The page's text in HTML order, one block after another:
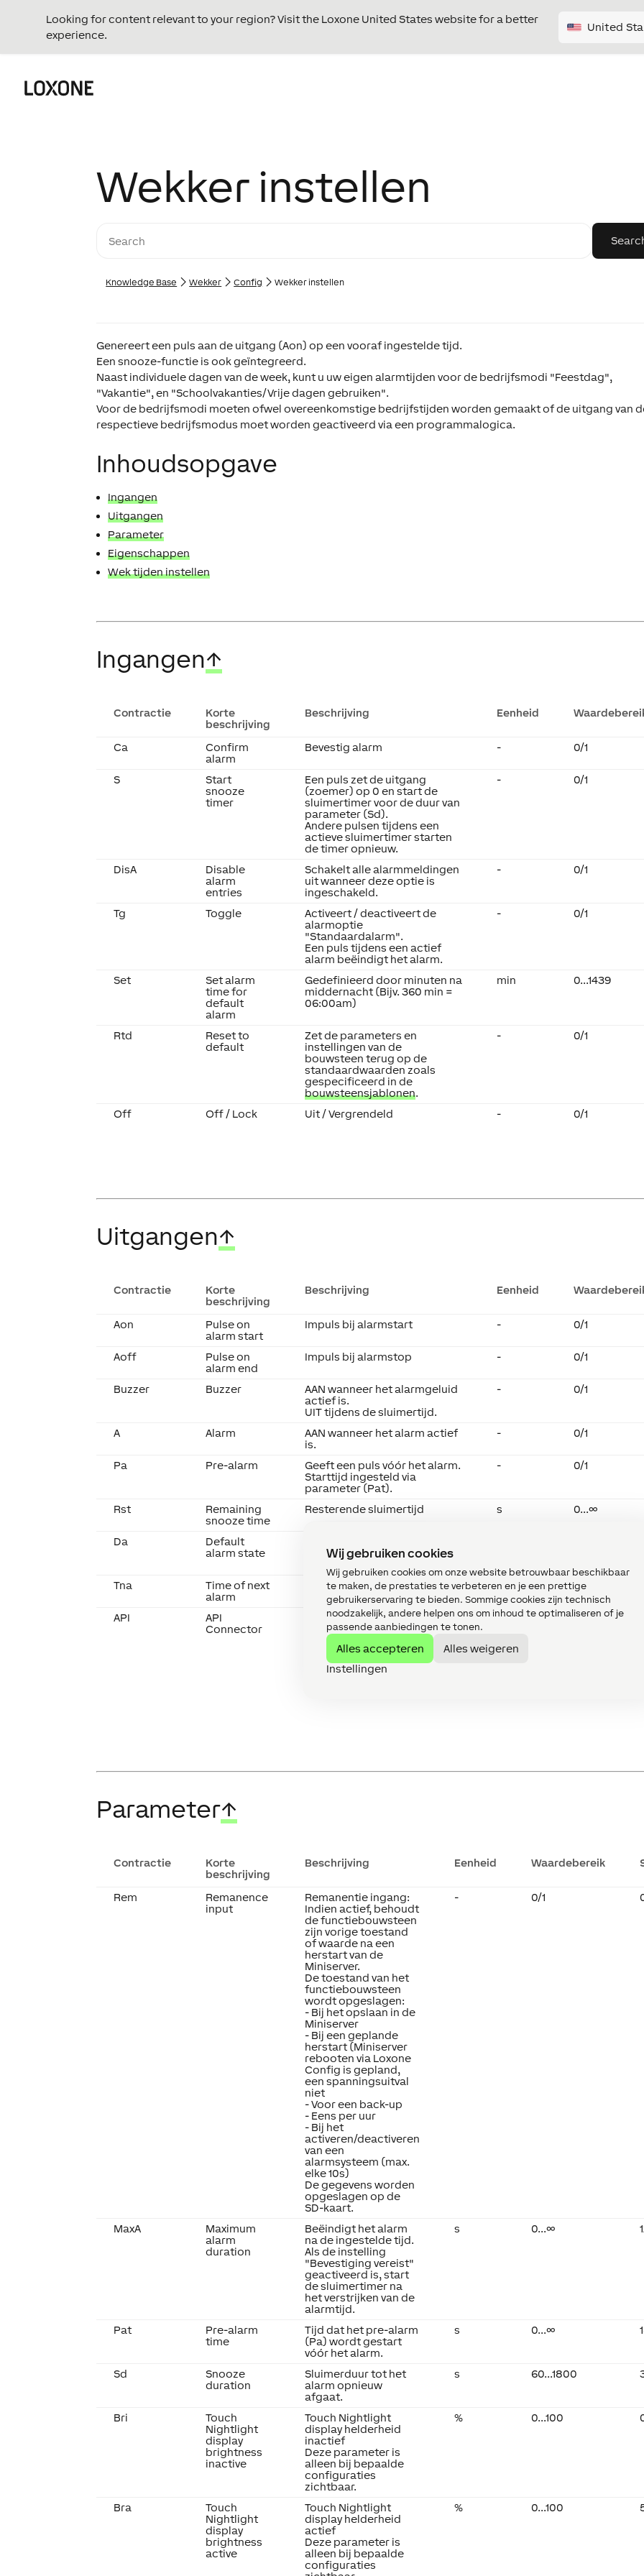
Wij gebruiken cookies
Wij gebruiken cookies om onze website betrouwbaar beschikbaar
te maken, de prestaties te verbeteren en je een prettige
gebruikerservaring te bieden. Sommige cookies zijn technisch
noodzakelijk, andere helpen ons om inhoud te optimaliseren of je
passende aanbiedingen te tonen.
Alles accepteren
Alles weigeren
Instellingen
Looking for content relevant to your region? Visit the Loxone United States website for a better
experience.
United
Wekker instellen
Knowledge Base Wekker Config Wekker instellen
Genereert een puls aan de uitgang (Aon) op een vooraf ingestelde tijd.
Een snooze-functie is ook geïntegreerd.
Naast individuele dagen van de week, kunt u uw eigen alarmtijden voor de bedrijfsmodi "Feestdag",
"Vakantie", en "Schoolvakanties/Vrije dagen gebruiken".
Voor de bedrijfsmodi moeten ofwel overeenkomstige bedrijfstijden worden gemaakt of de uitgang van
respectieve bedrijfsmodus moet worden geactiveerd via een programmalogica.
Inhoudsopgave
Ingangen
Uitgangen
Parameter
Eigenschappen
Wek tijden instellen
Ingangen↑
Contractie
Korte
beschrijving
Beschrijving Eenheid
Ca
Confirm
alarm
Bevestig alarm - 0/1
S
Start
snooze
timer
Een puls zet de uitgang
(zoemer) op 0 en start de
sluimertimer voor de duur van
parameter (Sd).
Andere pulsen tijdens een
actieve sluimertimer starten
de timer opnieuw.
- 0/1
DisA
Disable
alarm
entries
Schakelt alle alarmmeldingen
uit wanneer deze optie is
ingeschakeld.
- 0/1
Tg Toggle
Activeert / deactiveert de
alarmoptie
"Standaardalarm".
Een puls tijdens een actief
alarm beëindigt het alarm.
- 0/1
Set
Set alarm
time for
default
alarm
Gedefinieerd door minuten na
middernacht (Bijv. 360 min =
06:00am)
min 0...1439
Rtd
Reset to
default
Zet de parameters en
instellingen van de
bouwsteen terug op de
standaardwaarden zoals
gespecificeerd in de
bouwsteensjablonen.
- 0/1
Off Off / Lock Uit / Vergrendeld - 0/1
Uitgangen↑
Contractie
Korte
beschrijving
Beschrijving Eenheid
Aon
Pulse on
alarm start
Impuls bij alarmstart - 0/1
Aoff
Pulse on
alarm end
Impuls bij alarmstop - 0/1
Buzzer Buzzer
AAN wanneer het alarmgeluid
actief is.
UIT tijdens de sluimertijd.
- 0/1
A Alarm
AAN wanneer het alarm actief
is.
- 0/1
Pa Pre-alarm
Geeft een puls vóór het alarm.
Starttijd ingesteld via
parameter (Pat).
- 0/1
Rst
Remaining
snooze time
Resterende sluimertijd s 0...∞
Da
Default
alarm state
"Standaardalarm" is
Tna
Time of next
alarm
Geeft datum en tijd van het
volgende alarm
- -
API
API
Connector
Intelligente connector op
basis van een API.
Kan verschillende functies
tussen apparaten en
bouwstenen met elkaar
verbinden.
- -
Parameter↑
Contractie
Korte
beschrijving
Beschrijving Eenheid Waardebereik
Rem
Remanence
input
Remanentie ingang:
Indien actief, behoudt
de functiebouwsteen
zijn vorige toestand
of waarde na een
herstart van de
Miniserver.
De toestand van het
functiebouwsteen
wordt opgeslagen:
- Bij het opslaan in de
Miniserver
- Bij een geplande
herstart (Miniserver
rebooten via Loxone
Config is gepland,
een spanningsuitval
niet
- Voor een back-up
- Eens per uur
- Bij het
activeren/deactiveren
van een
alarmsysteem (max.
elke 10s)
De gegevens worden
opgeslagen op de
SD-kaart.
- 0/1
MaxA
Maximum
alarm
duration
Beëindigt het alarm
na de ingestelde tijd.
Als de instelling
"Bevestiging vereist"
geactiveerd is, start
de sluimertimer na
het verstrijken van de
alarmtijd.
s 0...∞
Pat
Pre-alarm
time
Tijd dat het pre-alarm
(Pa) wordt gestart
vóór het alarm.
s 0...∞
Sd
Snooze
duration
Sluimerduur tot het
alarm opnieuw
afgaat.
s 60...1800
Bri
Touch
Nightlight
display
brightness
inactive
Touch Nightlight
display helderheid
inactief
Deze parameter is
alleen bij bepaalde
configuraties
zichtbaar.
% 0...100
Bra
Touch
Nightlight
display
brightness
active
Touch Nightlight
display helderheid
actief
Deze parameter is
alleen bij bepaalde
configuraties
% 0...100